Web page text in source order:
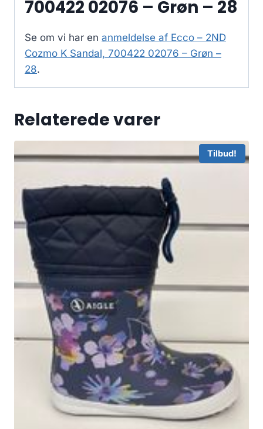
700422 02076 – Grøn – 28
Se om vi har en anmeldelse af Ecco – 2ND
Cozmo K Sandal, 700422 02076 – Grøn –
28.
Relaterede varer
Tilbud!